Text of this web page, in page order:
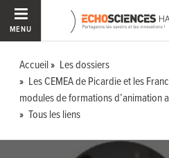
MENU
Accueil
Les dossiers
Les CEMEA de Picardie et les
modules de formations d’animation
Tous les liens